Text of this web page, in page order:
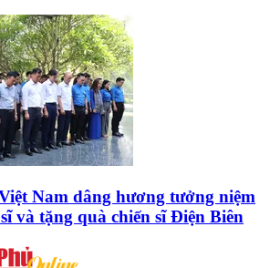
Nam dâng hương tưởng niệm
và tặng quà chiến sĩ Điện Biên